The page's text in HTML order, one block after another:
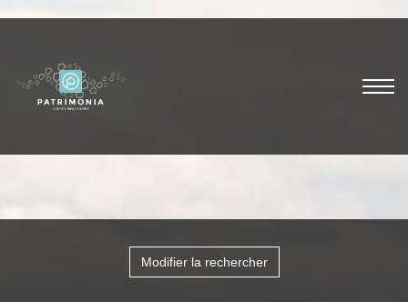
Modifier la rechercher